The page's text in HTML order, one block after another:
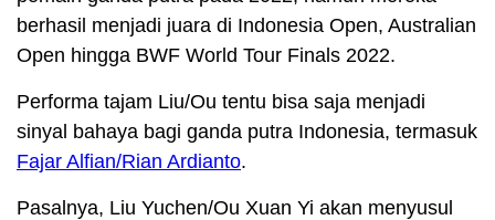
berhasil menjadi juara di Indonesia Open, Australian
Open hingga BWF World Tour Finals 2022.
Performa tajam Liu/Ou tentu bisa saja menjadi
sinyal bahaya bagi ganda putra Indonesia, termasuk
Fajar Alfian/Rian Ardianto.
Pasalnya, Liu Yuchen/Ou Xuan Yi akan menyusul